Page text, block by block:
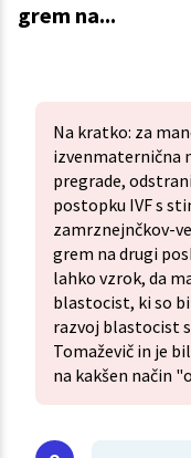
grem na...
Na kratko: za
izvenmaternična
pregrade,
postopku IVF s
zamrznejnčkov-
grem na drugi
lahko vzrok, da
blastocist, ki so
razvoj blastocist
Tomaževič in je
na kakšen način